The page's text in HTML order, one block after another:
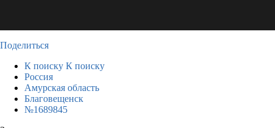
Поделиться
К поиску К поиску
Россия
Амурская область
Благовещенск
№1689845